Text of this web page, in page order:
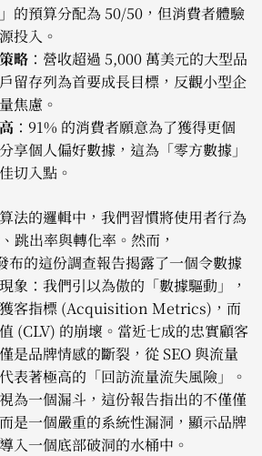
的預算分配為 50/50，但消費者體驗
投入。
略 ：營收超過 5,000 萬美元的大型品
留存列為首要成長目標，反觀小型企
焦慮。
：91% 的消費者願意為了獲得更個
享個人偏好數據，這為「零方數據」
切入點。
法的邏輯中，我們習慣將使用者行為
跳出率與轉化率。然而，
布的這份調查報告揭露了一個令數據
象：我們引以為傲的「數據驅動」，
獲客指標 (Acquisition Metrics)，而
(CLV) 的崩壞。當近七成的忠實顧客
是品牌情感的斷裂，從 SEO 與流量
表著極高的「回訪流量流失風險」。
為一個漏斗，這份報告指出的不僅僅
是一個嚴重的系統性漏洞，顯示品牌
入一個底部破洞的水桶中。